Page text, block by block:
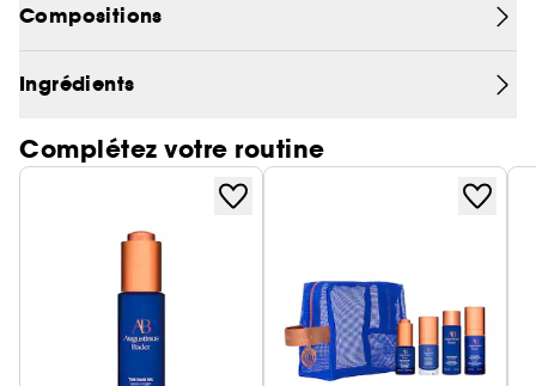
Compositions
Ingrédients
Complétez votre routine